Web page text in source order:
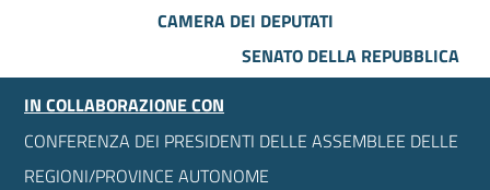
CAMERA DEI DEPUTATI
SENATO DELLA REPUBBLICA
IN COLLABORAZIONE CON
CONFERENZA DEI PRESIDENTI DELLE ASSEMBLEE DELLE
REGIONI/PROVINCE AUTONOME